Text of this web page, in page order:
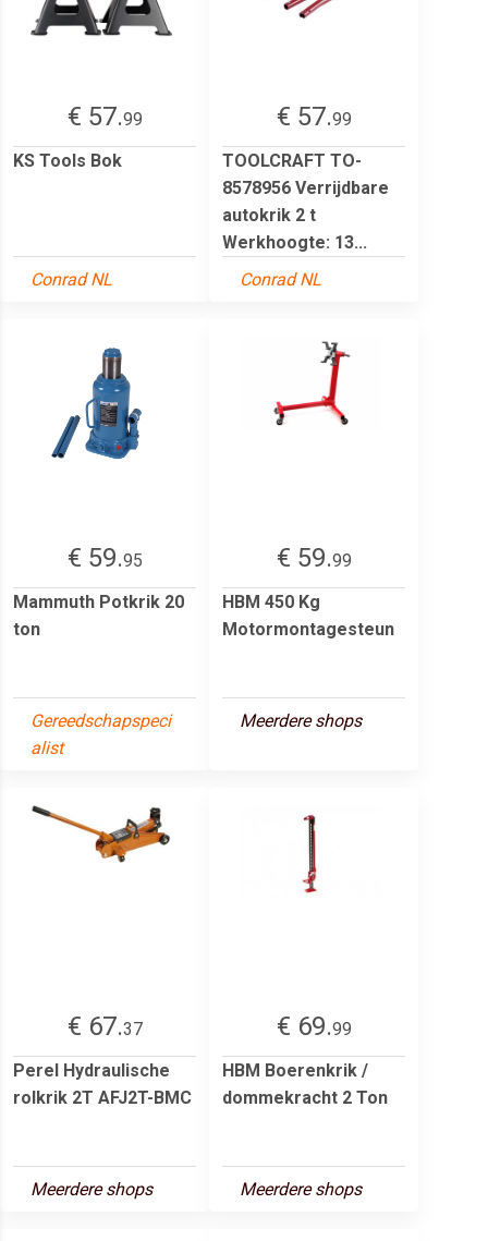
€ 57.99
KS Tools Bok
Conrad NL
€ 57.99
TOOLCRAFT TO-
8578956 Verrijdbare
autokrik 2 t
Werkhoogte: 13...
Conrad NL
€ 59.95
Mammuth Potkrik 20
ton
Gereedschapspeci
alist
€ 59.99
HBM 450 Kg
Motormontagesteun
Meerdere shops
€ 67.37
Perel Hydraulische
rolkrik 2T AFJ2T-BMC
Meerdere shops
€ 69.99
HBM Boerenkrik /
dommekracht 2 Ton
Meerdere shops